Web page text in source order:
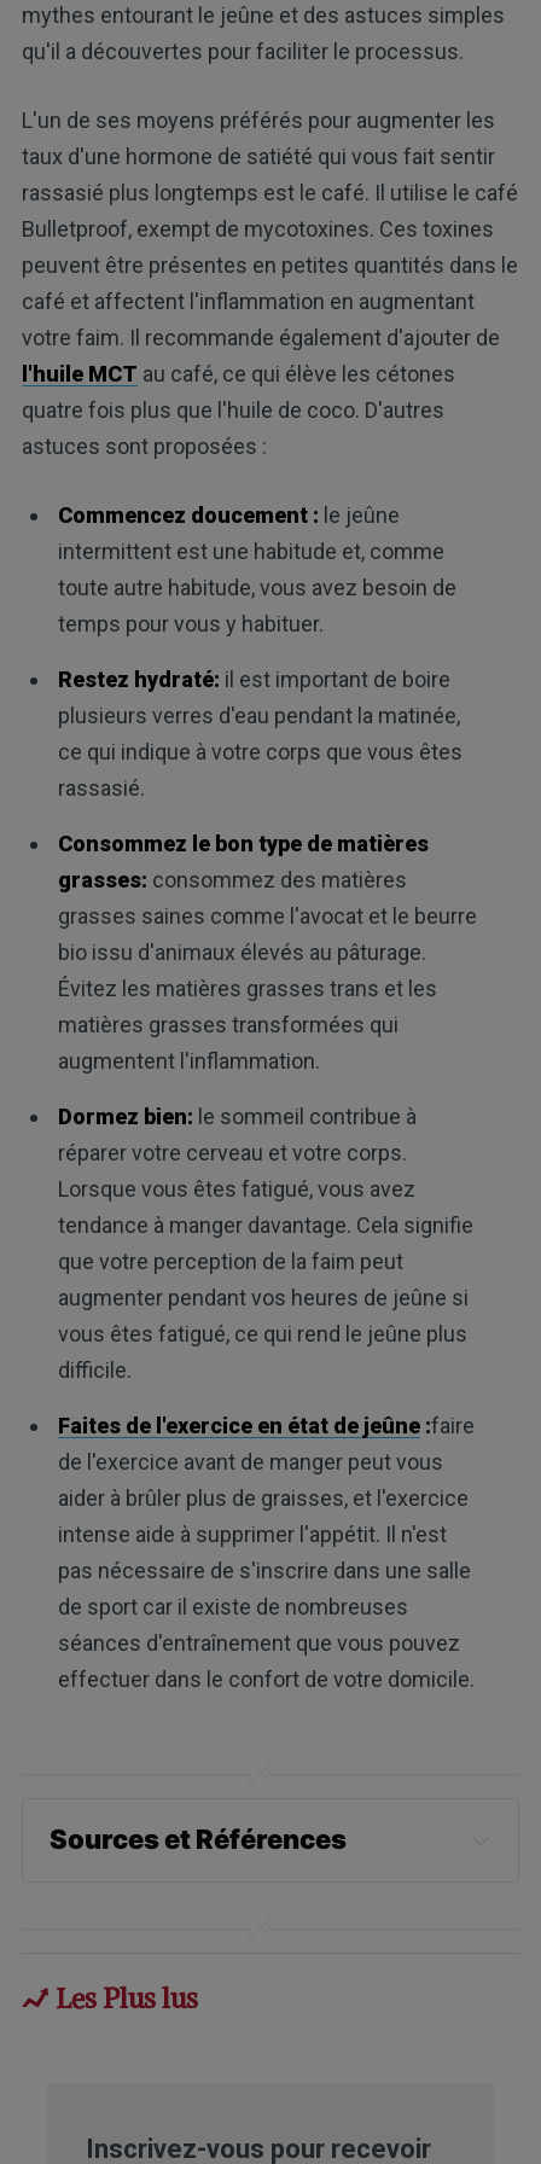
mythes entourant le jeûne et des astuces simples
qu'il a découvertes pour faciliter le processus.
L'un de ses moyens préférés pour augmenter les
taux d'une hormone de satiété qui vous fait sentir
rassasié plus longtemps est le café. Il utilise le café
Bulletproof, exempt de mycotoxines. Ces toxines
peuvent être présentes en petites quantités dans le
café et affectent l'inflammation en augmentant
votre faim. Il recommande également d'ajouter de
l'huile MCT au café, ce qui élève les cétones
quatre fois plus que l'huile de coco. D'autres
astuces sont proposées :
Commencez doucement : le jeûne
intermittent est une habitude et, comme
toute autre habitude, vous avez besoin de
temps pour vous y habituer.
Restez hydraté: il est important de boire
plusieurs verres d'eau pendant la matinée,
ce qui indique à votre corps que vous êtes
rassasié.
Consommez le bon type de matières
grasses: consommez des matières
grasses saines comme l'avocat et le beurre
bio issu d'animaux élevés au pâturage.
Évitez les matières grasses trans et les
matières grasses transformées qui
augmentent l'inflammation.
Dormez bien: le sommeil contribue à
réparer votre cerveau et votre corps.
Lorsque vous êtes fatigué, vous avez
tendance à manger davantage. Cela signifie
que votre perception de la faim peut
augmenter pendant vos heures de jeûne si
vous êtes fatigué, ce qui rend le jeûne plus
difficile.
Faites de l'exercice en état de jeûne:faire
de l'exercice avant de manger peut vous
aider à brûler plus de graisses, et l'exercice
intense aide à supprimer l'appétit. Il n'est
pas nécessaire de s'inscrire dans une salle
de sport car il existe de nombreuses
séances d'entraînement que vous pouvez
effectuer dans le confort de votre domicile.
Sources et Références
Frontiers in Physiology, 2016; DOI:
Les Plus lus
Inscrivez-vous pour recevoir